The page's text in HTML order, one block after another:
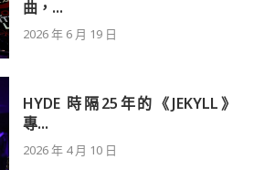
曲，...
2026 年 6 月 19 日
HYDE 時隔25年的《JEKYLL》
專...
2026 年 4 月 10 日